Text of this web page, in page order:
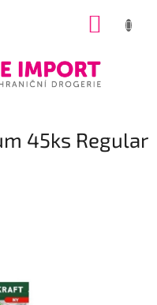
45ks Regular